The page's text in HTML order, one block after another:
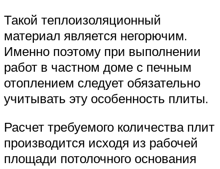
Такой теплоизоляционный
материал является негорючим.
Именно поэтому при выполнении
работ в частном доме с печным
отоплением следует обязательно
учитывать эту особенность плиты.
Расчет требуемого количества плит
производится исходя из рабочей
площади потолочного основания